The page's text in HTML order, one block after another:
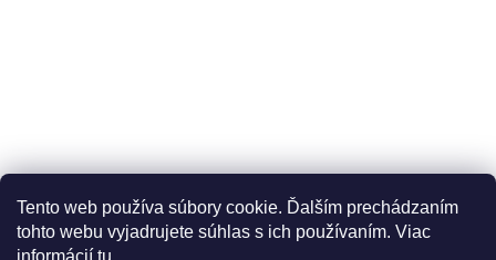
Tento web používa súbory cookie. Ďalším prechádzaním
tohto webu vyjadrujete súhlas s ich používaním. Viac
informácií tu
Adatkezelési tájékoztató
Szállítási és fizetési lehetőségek